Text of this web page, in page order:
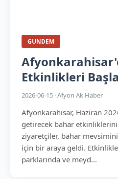
GUNDEM
Etkinlikleri
2026-06-15 · Afyon Ak Haber
Afyonkarahisar, Haziran
getirecek bahar etkinliklerini
ziyaretçiler, bahar
için bir araya geldi.
parklarında ve meyd...